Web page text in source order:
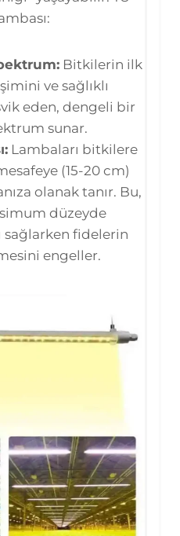
Bitkilerin ilk
ve sağlıklı
eden, dengeli bir
sunar.
Lambaları bitkilere
(15-20 cm)
olanak tanır. Bu,
düzeyde
sağlarken fidelerin
engeller.